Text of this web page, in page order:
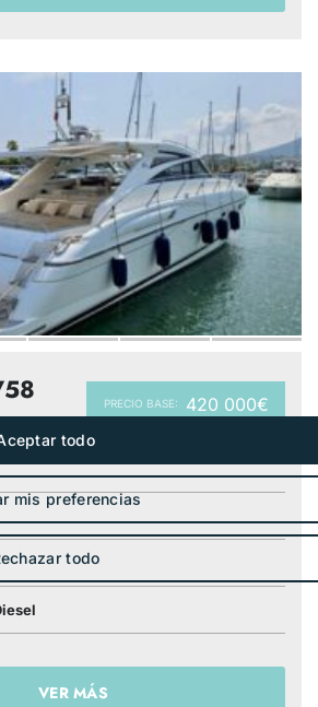
PRECIO BASE: 420 000€
VER MÁS